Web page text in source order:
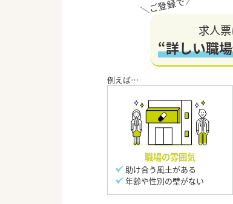
求人
“詳しい職
職場の雰囲気
助け合う風土がある
年齢や性別の壁がない